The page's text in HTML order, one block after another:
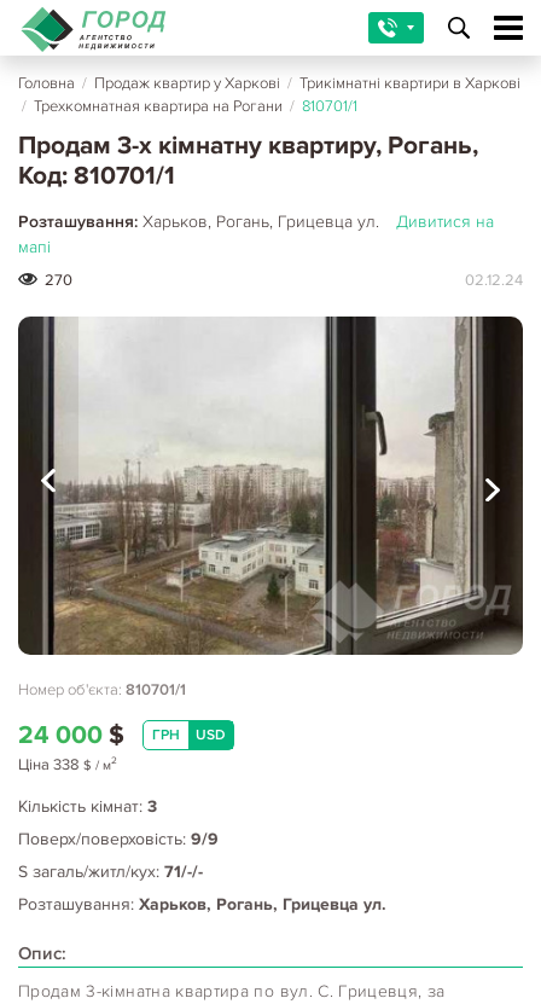
Головна / Продаж квартир у Харкові / Трикімнатні квартири в Харкові
/ Трехкомнатная квартира на Рогани / 810701/1
Продам 3-х кімнатну квартиру, Рогань,
Код: 810701/1
Розташування: Харьков, Рогань, Грицевца ул.
Дивитися на
мапі
270 02.12.24
Номер об'єкта: 810701/1
24 000 $ ГРН USD
Ціна 338 $ / м2
Кількість кімнат: 3
Поверх/поверховість: 9/9
S загаль/житл/кух: 71/-/-
Розташування: Харьков, Рогань, Грицевца ул.
Опис:
Продам 3-кімнатна квартира по вул. С. Грицевця, за